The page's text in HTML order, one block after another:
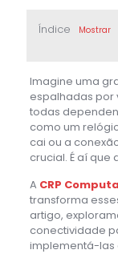
Índice Mostrar
Imagine uma
espalhadas por
todas
como um
cai ou a
crucial. É aí
A CRP
transforma
artigo,
conectividade
implementá-las